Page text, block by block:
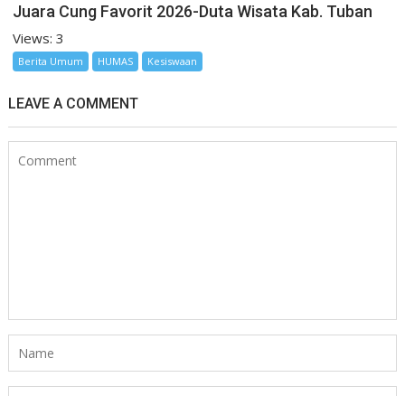
Juara Cung Favorit 2026-Duta Wisata Kab. Tuban
Views: 3
Berita Umum HUMAS Kesiswaan
LEAVE A COMMENT